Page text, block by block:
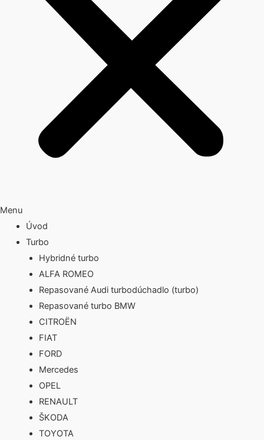
Menu
Úvod
Turbo
Hybridné turbo
ALFA ROMEO
Repasované Audi turbodúchadlo (turbo)
Repasované turbo BMW
CITROËN
FIAT
FORD
Mercedes
OPEL
RENAULT
ŠKODA
TOYOTA